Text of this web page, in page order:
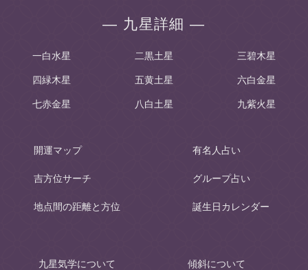
― 九星詳細 ―
一白水星 二黒土星 三碧木星
四緑木星 五黄土星 六白金星
七赤金星 八白土星 九紫火星
開運マップ
吉方位サーチ
地点間の距離と方位
有名人占い
グループ占い
誕生日カレンダー
九星気学について 傾斜について